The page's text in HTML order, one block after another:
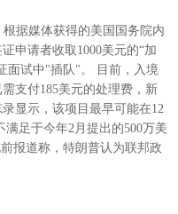
根据媒体获得的美国国务院内
申请者收取1000美元的“加
面试中"插队"。 目前，入境
支付185美元的处理费，新
显示，该项目最早可能在12
足于今年2月提出的500万美
报道称，特朗普认为联邦政